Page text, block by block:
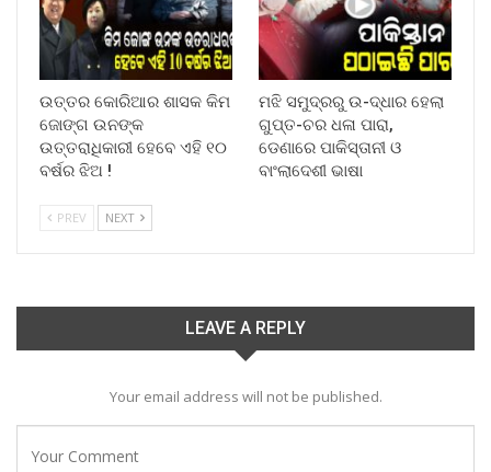
ଉତ୍ତର କୋରିଆର ଶାସକ କିମ
ଜୋଙ୍ଗ ଉନଙ୍କ
ଉତ୍ତରାଧିକାରୀ ହେବେ ଏହି ୧୦
ବର୍ଷର ଝିଅ !
ମଝି ସମୁଦ୍ରରୁ ଉ-ଦ୍ଧାର ହେଲା
ଗୁପ୍ତ-ଚର ଧଳା ପାରା,
ଡେଣାରେ ପାକିସ୍ତାନୀ ଓ
ବାଂଲାଦେଶୀ ଭାଷା
PREV NEXT
LEAVE A REPLY
Your email address will not be published.